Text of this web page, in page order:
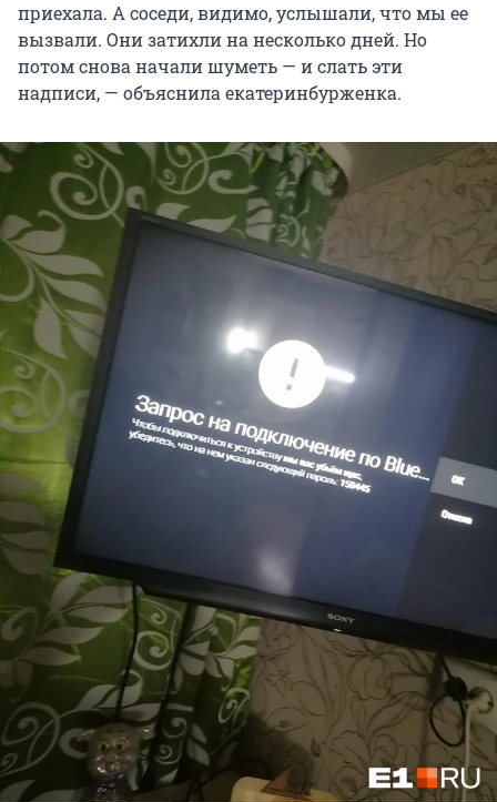
приехала. А соседи, видимо, услышали, что мы ее
вызвали. Они затихли на несколько дней. Но
потом снова начали шуметь — и слать эти
надписи, — объяснила екатеринбурженка.